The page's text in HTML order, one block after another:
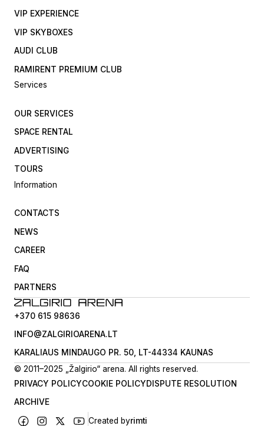
VIP EXPERIENCE
VIP SKYBOXES
AUDI CLUB
RAMIRENT PREMIUM CLUB
Services
OUR SERVICES
SPACE RENTAL
ADVERTISING
TOURS
Information
CONTACTS
NEWS
CAREER
FAQ
PARTNERS
+370 615 98636
INFO@ZALGIRIOARENA.LT
KARALIAUS MINDAUGO PR. 50, LT-44334 KAUNAS
© 2011–2025 „Žalgirio“ arena. All rights reserved.
PRIVACY POLICYCOOKIE POLICYDISPUTE RESOLUTION
ARCHIVE
Created byrimti